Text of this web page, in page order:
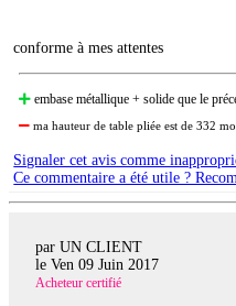
conforme à mes attentes
embase métallique + solide que le
ma hauteur de table pliée est de 332
Signaler cet avis comme
Ce commentaire a été utile ?
par UN CLIENT
le Ven 09 Juin 2017
Acheteur certifié